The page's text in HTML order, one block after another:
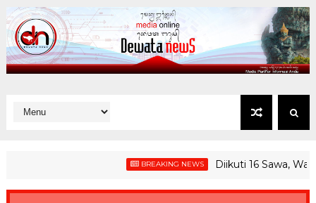
BREAKING NEWS Diikuti 16 Sawa, Wagub